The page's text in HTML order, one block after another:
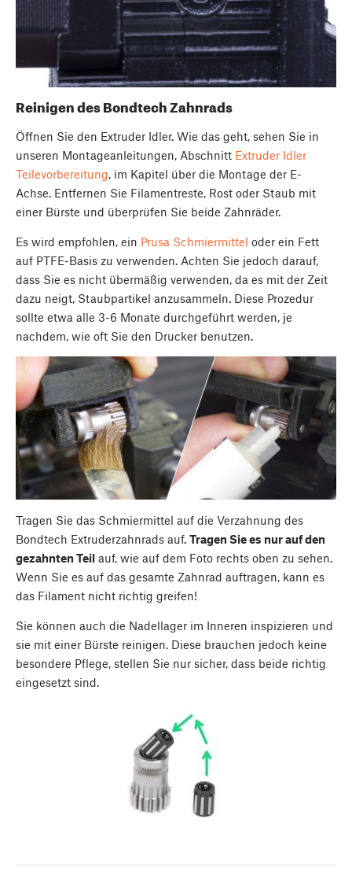
Reinigen des Bondtech Zahnrads
Öffnen Sie den Extruder Idler. Wie das geht, sehen Sie in
unseren Montageanleitungen, Abschnitt Extruder Idler
Teilevorbereitung, im Kapitel über die Montage der E-
Achse. Entfernen Sie Filamentreste, Rost oder Staub mit
einer Bürste und überprüfen Sie beide Zahnräder.
Es wird empfohlen, ein Prusa Schmiermittel oder ein Fett
auf PTFE-Basis zu verwenden. Achten Sie jedoch darauf,
dass Sie es nicht übermäßig verwenden, da es mit der Zeit
dazu neigt, Staubpartikel anzusammeln. Diese Prozedur
sollte etwa alle 3-6 Monate durchgeführt werden, je
nachdem, wie oft Sie den Drucker benutzen.
Tragen Sie das Schmiermittel auf die Verzahnung des
Bondtech Extruderzahnrads auf. Tragen Sie es nur auf den
gezahnten Teil auf, wie auf dem Foto rechts oben zu sehen.
Wenn Sie es auf das gesamte Zahnrad auftragen, kann es
das Filament nicht richtig greifen!
Sie können auch die Nadellager im Inneren inspizieren und
sie mit einer Bürste reinigen. Diese brauchen jedoch keine
besondere Pflege, stellen Sie nur sicher, dass beide richtig
eingesetzt sind.